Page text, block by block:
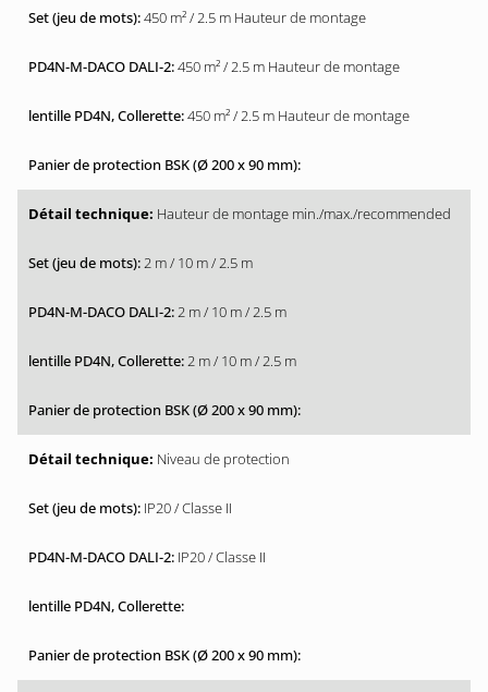
450 m² / 2.5 m Hauteur de montage
450 m² / 2.5 m Hauteur de montage
450 m² / 2.5 m Hauteur de montage
Hauteur de montage min./max./recommended
2 m / 10 m / 2.5 m
2 m / 10 m / 2.5 m
2 m / 10 m / 2.5 m
Niveau de protection
IP20 / Classe II
IP20 / Classe II